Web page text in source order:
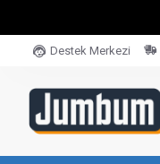
Destek Merkezi